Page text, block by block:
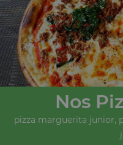
Nos
pizza marguerita junior,